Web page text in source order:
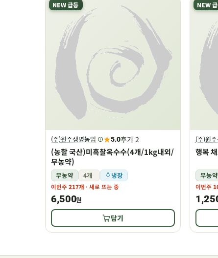
NEW 급등
(주)원주생명농업 ★5.0후기 2
(농할 국산)미흑찰옥수수(4개/1kg내외/
무농약)
무농약 4개 냉장
이번주 217개 · 새로 뜨는 중
6,500원
담기
NEW
(주)원
행복
무농약
이번주